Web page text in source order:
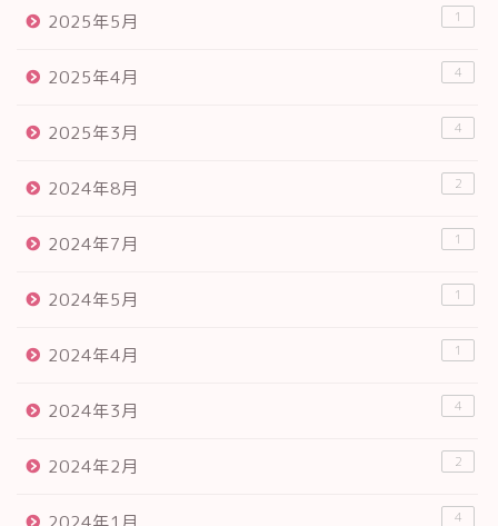
2025年5月 1
2025年4月 4
2025年3月 4
2024年8月 2
2024年7月 1
2024年5月 1
2024年4月 1
2024年3月 4
2024年2月 2
4